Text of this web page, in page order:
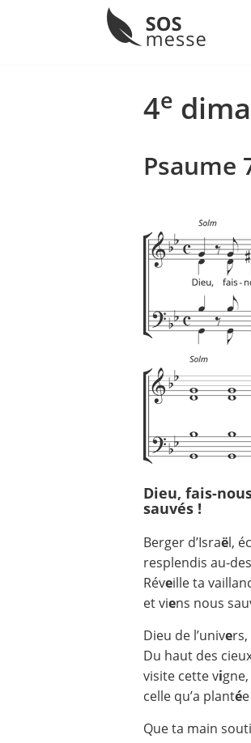
Menu
4e
Psaume
Dieu, fais-
sauvés !
Berger d’Israël,
resplendis au-
Réveille ta
et viens nous
Dieu de l’univers,
Du haut des
visite cette vi
celle qu’a planté
Que ta main souti